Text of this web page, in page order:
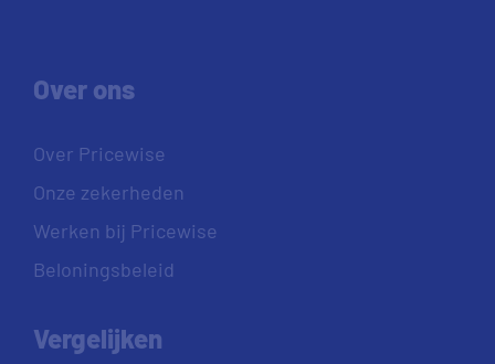
Over ons
Over Pricewise
Onze zekerheden
Werken bij Pricewise
Beloningsbeleid
Vergelijken